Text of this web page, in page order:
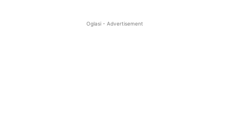
Oglasi - Advertisement